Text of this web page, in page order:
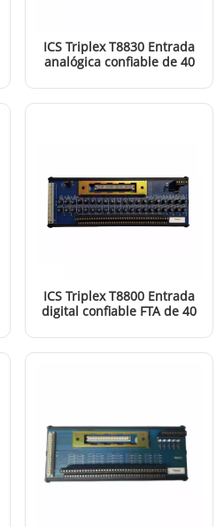
ICS Triplex T8830 Entrada
analógica confiable de 40
LEER MÁS
ICS Triplex T8800 Entrada
digital confiable FTA de 40
LEER MÁS